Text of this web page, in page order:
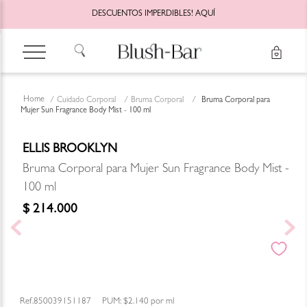
DESCUENTOS IMPERDIBLES! AQUÍ
Cuidado Corporal Bruma Corporal
Bruma Corporal para
Mujer Sun Fragrance Body Mist - 100 ml
ELLIS BROOKLYN
Bruma Corporal para Mujer Sun Fragrance Body Mist -
100 ml
$ 214.000
850039151187 PUM: $2.140 por ml